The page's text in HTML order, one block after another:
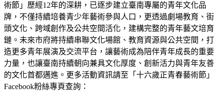
術節」歷經12年的深耕，已逐步建立臺南專屬的青年文化品
牌，不僅持續培養青少年藝術參與人口，更透過劇場教育、街
頭文化、跨域創作及公共空間活化，建構完整的青年藝文培育
鏈。未來市府將持續串聯文化場館、教育資源與公共空間，打
造更多青年展演及交流平台，讓藝術成為陪伴青年成長的重要
力量，也讓臺南持續朝向兼具文化厚度、創新活力與青年友善
的文化首都邁進。更多活動資訊請至「十六歲正青春藝術節」
Facebook粉絲專頁查詢：